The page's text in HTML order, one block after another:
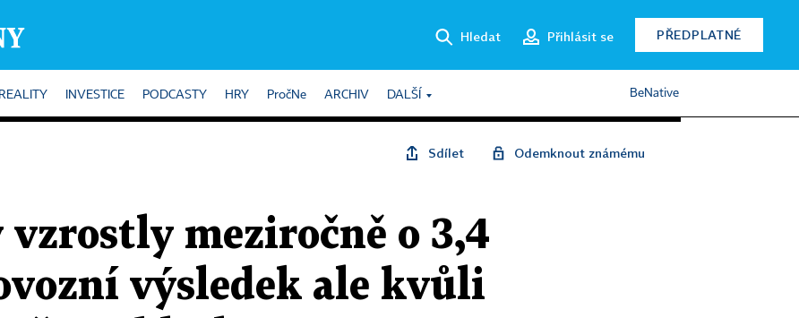
Hledat Přihlásit se PŘEDPLATNÉ
REALITY INVESTICE PODCASTY HRY PročNe ARCHIV DALŠÍ BeNative
Sdílet Odemknout známému
meziročně o 3,4
výsledek ale kvůli